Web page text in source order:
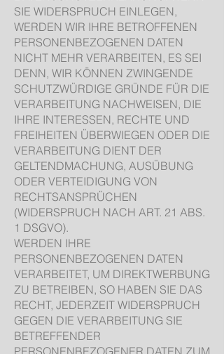
SIE WIDERSPRUCH EINLEGEN,
WERDEN WIR IHRE BETROFFENEN
PERSONENBEZOGENEN DATEN
NICHT MEHR VERARBEITEN, ES SEI
DENN, WIR KÖNNEN ZWINGENDE
SCHUTZWÜRDIGE GRÜNDE FÜR DIE
VERARBEITUNG NACHWEISEN, DIE
IHRE INTERESSEN, RECHTE UND
FREIHEITEN ÜBERWIEGEN ODER DIE
VERARBEITUNG DIENT DER
GELTENDMACHUNG, AUSÜBUNG
ODER VERTEIDIGUNG VON
RECHTSANSPRÜCHEN
(WIDERSPRUCH NACH ART. 21 ABS.
1 DSGVO).
WERDEN IHRE
PERSONENBEZOGENEN DATEN
VERARBEITET, UM DIREKTWERBUNG
ZU BETREIBEN, SO HABEN SIE DAS
RECHT, JEDERZEIT WIDERSPRUCH
GEGEN DIE VERARBEITUNG SIE
BETREFFENDER
PERSONENBEZOGENER DATEN ZUM